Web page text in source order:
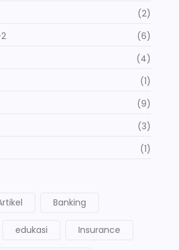
(2)
(6)
(4)
(1)
(9)
(3)
(1)
Banking
edukasi Insurance